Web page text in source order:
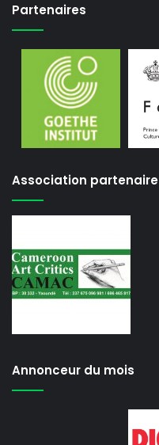
Partenaires
Association partenaire
Annonceur du mois